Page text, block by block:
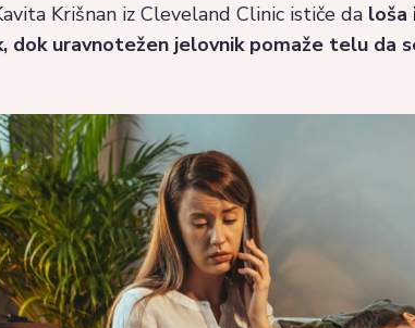
Krišnan iz Cleveland Clinic ističe da loša
dok uravnotežen jelovnik pomaže telu da